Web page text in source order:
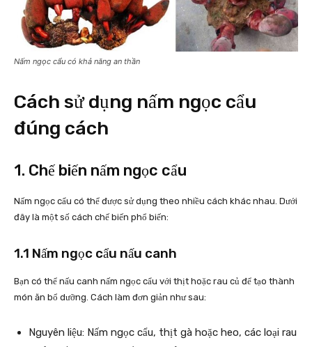
Nấm ngọc cẩu có khả năng an thần
Cách sử dụng nấm ngọc cẩu
đúng cách
1. Chế biến nấm ngọc cẩu
Nấm ngọc cẩu có thể được sử dụng theo nhiều cách khác nhau. Dưới
đây là một số cách chế biến phổ biến:
1.1 Nấm ngọc cẩu nấu canh
Bạn có thể nấu canh nấm ngọc cẩu với thịt hoặc rau củ để tạo thành
món ăn bổ dưỡng. Cách làm đơn giản như sau:
Nguyên liệu: Nấm ngọc cẩu, thịt gà hoặc heo, các loại rau